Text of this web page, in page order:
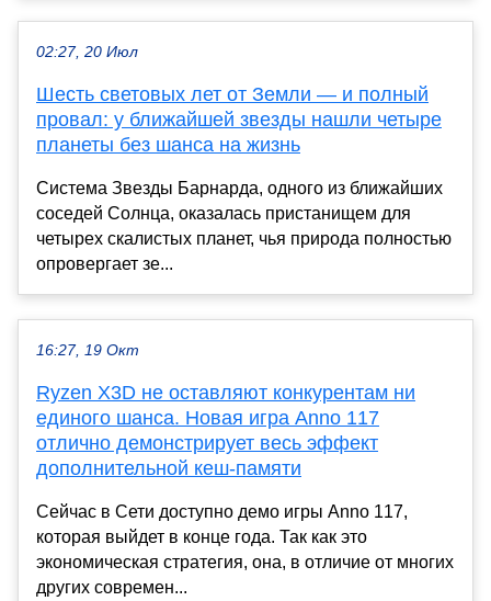
02:27, 20 Июл
Шесть световых лет от Земли — и полный
провал: у ближайшей звезды нашли четыре
планеты без шанса на жизнь
Система Звезды Барнарда, одного из ближайших
соседей Солнца, оказалась пристанищем для
четырех скалистых планет, чья природа полностью
опровергает зе...
16:27, 19 Окт
Ryzen X3D не оставляют конкурентам ни
единого шанса. Новая игра Anno 117
отлично демонстрирует весь эффект
дополнительной кеш-памяти
Сейчас в Сети доступно демо игры Anno 117,
которая выйдет в конце года. Так как это
экономическая стратегия, она, в отличие от многих
других современ...